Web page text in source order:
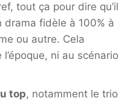
tout ça pour dire qu’il
drama fidèle à 100% à
ou autre. Cela
ni au scénario
top, notamment le trio